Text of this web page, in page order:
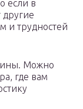
если в
и трудностей
Можно
где вам